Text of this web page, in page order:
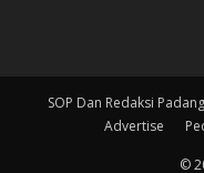
SOP Dan Redaksi
Advertise
©